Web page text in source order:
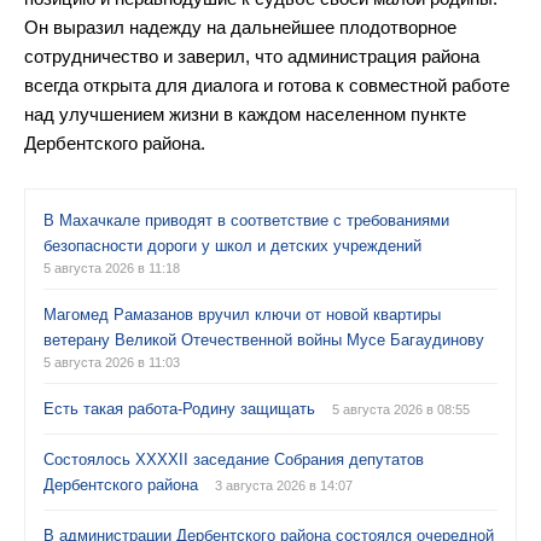
Он выразил надежду на дальнейшее плодотворное
сотрудничество и заверил, что администрация района
всегда открыта для диалога и готова к совместной работе
над улучшением жизни в каждом населенном пункте
Дербентского района.
В Махачкале приводят в соответствие с требованиями
безопасности дороги у школ и детских учреждений
5 августа 2026 в 11:18
Магомед Рамазанов вручил ключи от новой квартиры
ветерану Великой Отечественной войны Мусе Багаудинову
5 августа 2026 в 11:03
Есть такая работа-Родину защищать 5 августа 2026 в 08:55
Состоялось XXXXII заседание Собрания депутатов
Дербентского района
3 августа 2026 в 14:07
В администрации Дербентского района состоялся очередной